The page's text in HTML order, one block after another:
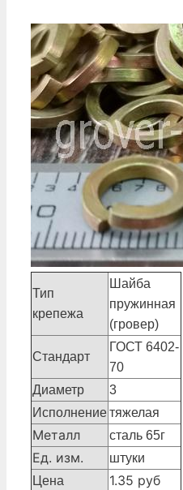
Тип
крепежа
Шайба
пружинная
(гровер)
Стандарт
ГОСТ 6402-
70
Диаметр
3
Исполнениетяжелая
Металл сталь 65г
Ед. изм.
штуки
Цена
1.35 руб